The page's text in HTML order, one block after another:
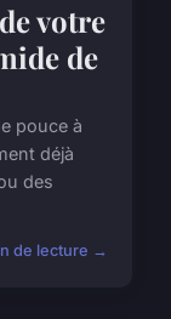
votre
de
pouce à
déjà
des
de lecture →